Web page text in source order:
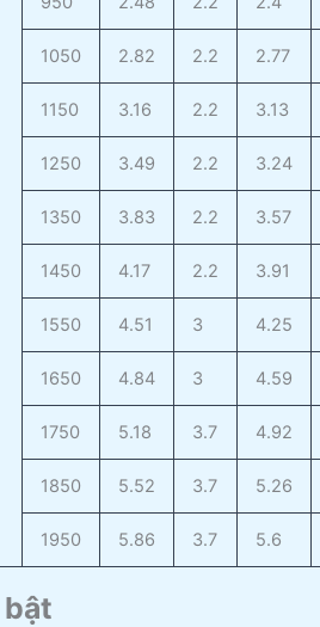
1050 2.82 2.2 2.77
1150 3.16 2.2 3.13
1250 3.49 2.2 3.24
1350 3.83 2.2 3.57
1450 4.17 2.2 3.91
1550 4.51 3 4.25
1650 4.84 3 4.59
1750 5.18 3.7 4.92
1850 5.52 3.7 5.26
1950 5.86 3.7 5.6